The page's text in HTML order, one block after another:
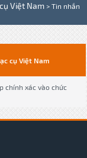
Việt Nam > Tin nhắn
cụ Việt Nam
chính xác vào chức